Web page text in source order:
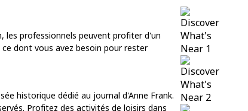
les professionnels peuvent profiter d'un
dont vous avez besoin pour rester
historique dédié au journal d'Anne Frank.
Profitez des activités de loisirs dans